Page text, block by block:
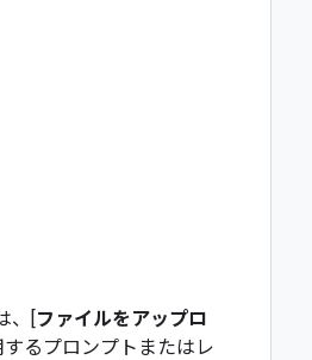
、[ファイルをアップロ
るプロンプトまたはレ